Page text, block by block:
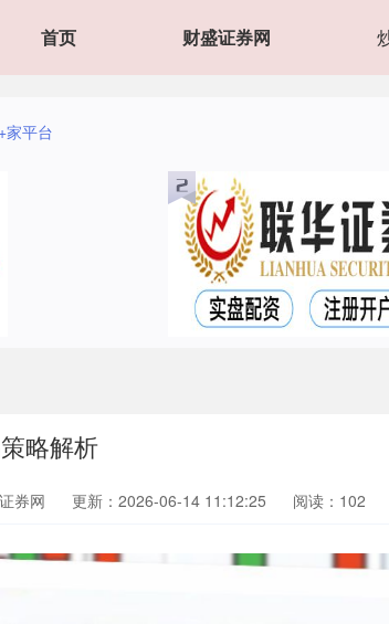
首页 财盛证券网
+家平台
略解析
券网 更新：2026-06-14 11:12:25 阅读：102